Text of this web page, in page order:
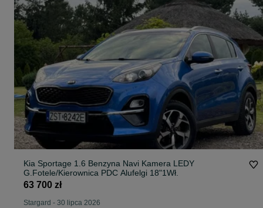
Kia Sportage 1.6 Benzyna Navi Kamera LEDY
G.Fotele/Kierownica PDC Alufelgi 18"1Wł.
63 700 zł
Stargard - 30 lipca 2026